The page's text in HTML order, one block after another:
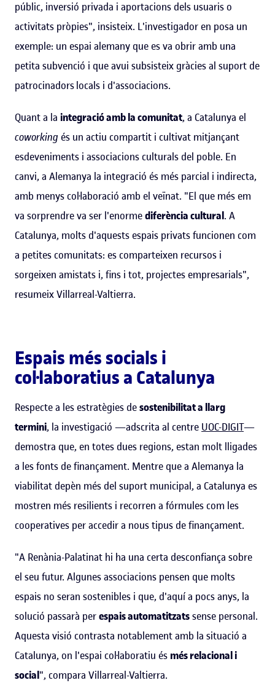
públic, inversió privada i aportacions dels usuaris o
activitats pròpies", insisteix. L'investigador en posa un
exemple: un espai alemany que es va obrir amb una
petita subvenció i que avui subsisteix gràcies al suport de
patrocinadorslocals i d'associacions.
Quant a la integració amb la comunitat, a Catalunya el
coworking és un actiu compartit i cultivat mitjançant
esdeveniments i associacions culturals del poble. En
canvi, a Alemanya la integració és més parcial i indirecta,
amb menys col·laboració amb el veïnat. "El que més em
va sorprendre va ser l'enormediferència cultural. A
Catalunya, molts d'aquests espais privats funcionen com
a petites comunitats: es comparteixen recursos i
sorgeixen amistats i, fins i tot, projectes empresarials",
resumeix Villarreal-Valtierra.
Espais més socials i
col·laboratius a Catalunya
Respecte a les estratègies desostenibilitat a llarg
termini, la investigació —adscrita al centre UOC-DIGIT—
demostra que, en totes dues regions, estan molt lligades
a les fonts de finançament. Mentre que a Alemanya la
viabilitat depèn més del suport municipal, a Catalunya es
mostren més resilients i recorren a fórmules com les
cooperatives per accedir a nous tipus de finançament.
"A Renània-Palatinat hi ha una certa desconfiança sobre
el seu futur. Algunes associacions pensen que molts
espais no seran sostenibles i que, d'aquí a pocs anys, la
solució passarà perespais automatitzatssense personal.
Aquesta visió contrasta notablement amb la situació a
Catalunya, on l'espai col·laboratiu és més relacional i
social", compara Villarreal-Valtierra.